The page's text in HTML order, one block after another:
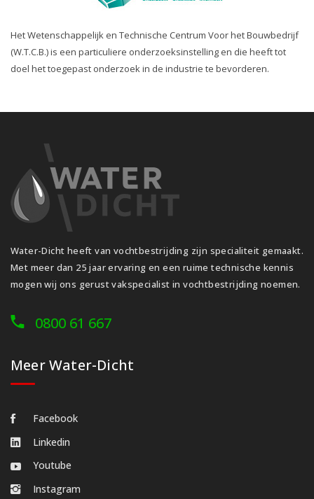
Het Wetenschappelijk en Technische Centrum Voor het Bouwbedrijf
(W.T.C.B.) is een particuliere onderzoeksinstelling en die heeft tot
doel het toegepast onderzoek in de industrie te bevorderen.
Water-Dicht heeft van vochtbestrijding zijn specialiteit gemaakt.
Met meer dan 25 jaar ervaring en een ruime technische kennis
mogen wij ons gerust vakspecialist in vochtbestrijding noemen.
0800 61 667
Meer Water-Dicht
Facebook
Linkedin
Youtube
Instagram